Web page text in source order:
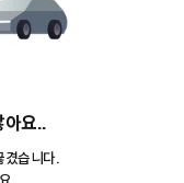
아요..
겼습니다.